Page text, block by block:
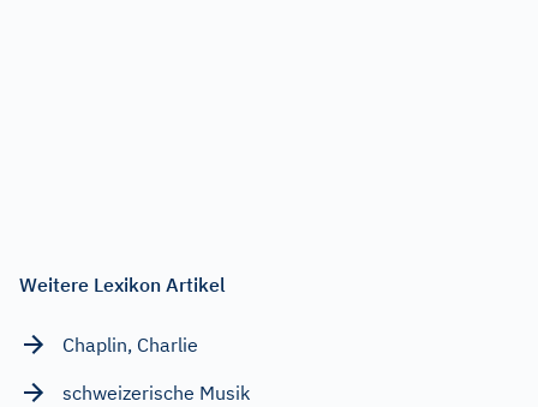
Weitere Lexikon Artikel
Chaplin, Charlie
schweizerische Musik